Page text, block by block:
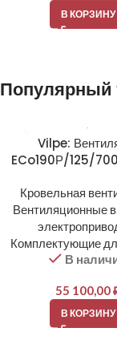
В КОРЗИНУ
Популярный
Vilpe:
ECo190Р/125/
Кровельная
Вентиляционные
Комплектующие
В
55 100,00
В КОРЗИНУ